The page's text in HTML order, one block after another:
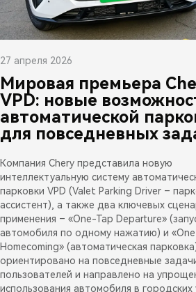
27 апреля 2026
Мировая премьера
VPD: новые
автоматической
для повседневных
Компания Chery представила новую
интеллектуальную систему
парковки VPD (Valet Parking Driver –
ассистент), а также два ключевых
применения – «One-Tap Departure»
автомобиля по одному нажатию) и
Homecoming» (автоматическая
ориентировано на повседневные
пользователей и направлено на
использования автомобиля в городских